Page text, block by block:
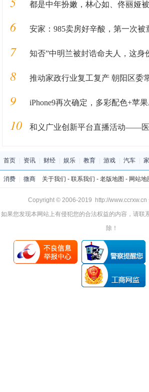
都是中年扮嫩，林心如、佟丽娅被嘲大妈，
6 安家：985卖房好辛酸，第一次被童星出道
7 知否”中明兰被封诰命夫人，这身份到底有
8 推动家政行业复工复产 朝阳区委常委、统战
9 iPhone9再次确定，多彩配色+苹
10 和义广业创新平台直播活动——医疗
首页 资讯 财经 娱乐 教育 游戏 汽车
消费 微商 关于我们 - 联系我们 - 老版地图 - 网站地
Copyright © 2006-2019 http://www.ccrxw.cn
如果您发现本网站上有侵犯您的合法权益的内容，请联
除！